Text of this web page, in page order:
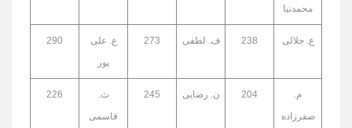
محمدنیا
ع. جلالی 238 ف. لطفی 273
ع. علی
پور
290
م.
صفرزاده
204 ن. رضایی 245
ث.
قاسمی
226